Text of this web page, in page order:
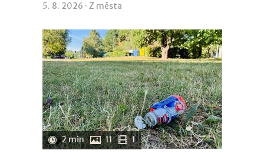
5. 8. 2026 · Z města
2 min 11 1